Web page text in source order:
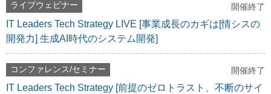
ライブウェビナー 開催終了
IT Leaders Tech Strategy LIVE [事業成長のカギは[情シスの
開発力] 生成AI時代のシステム開発]
コンファレンス/セミナー 開催終了
IT Leaders Tech Strategy [前提のゼロトラスト、不断のサイ